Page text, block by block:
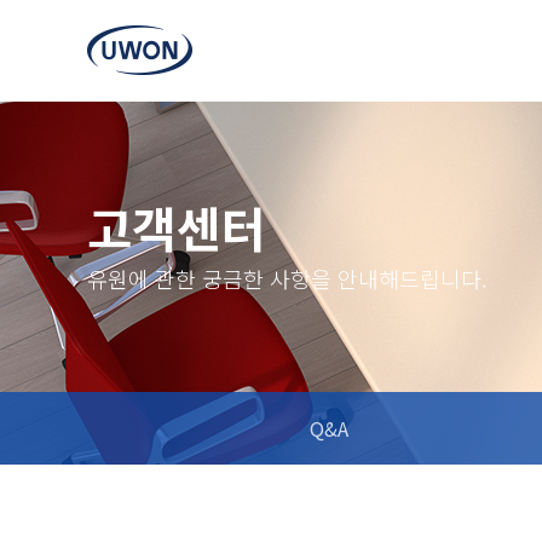
고객센터
유원에 관한 궁금한 사항을 안내해드립니다.
Q&A